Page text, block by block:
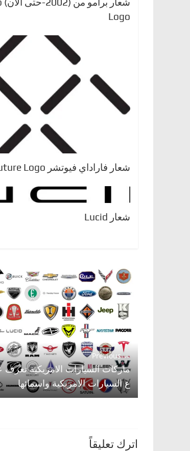
Logo
شعار فاراداي فيوتشر Faraday Future Logo
شعار Lucid
← Previous
ماركات السيارات الامريكية تعرف
ع السيارات الامريكية واسمائها
اترك تعليقاً